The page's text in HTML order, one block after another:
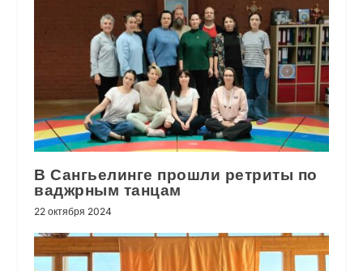
В Сангьелинге прошли ретриты по
ваджрным танцам
22 октября 2024